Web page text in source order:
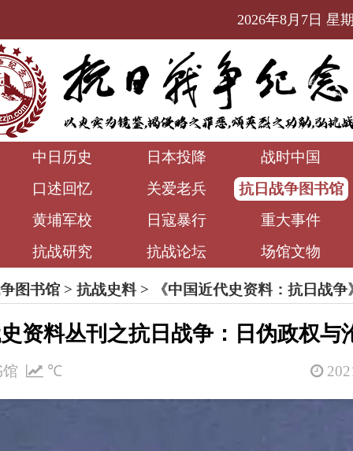
2026年8月7日 星
中日历史 日本投降
战时中国
口述回忆
关爱老兵
抗日战争图书馆
黄埔军校
日寇暴行
重大事件
抗战研究
抗战论坛 场馆文物
图书馆 > 抗战史料> 《中国近代史资料：抗日战争
资料丛刊之抗日战争：日伪政权与
℃